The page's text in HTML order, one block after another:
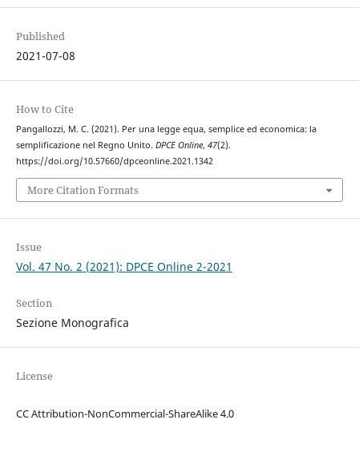
Published
2021-07-08
How to Cite
Pangallozzi, M. C. (2021). Per una legge equa, semplice ed economica: la
semplificazione nel Regno Unito. DPCE Online, 47(2).
https://doi.org/10.57660/dpceonline.2021.1342
More Citation Formats
Issue
Vol. 47 No. 2 (2021): DPCE Online 2-2021
Section
Sezione Monografica
License
CC Attribution-NonCommercial-ShareAlike 4.0